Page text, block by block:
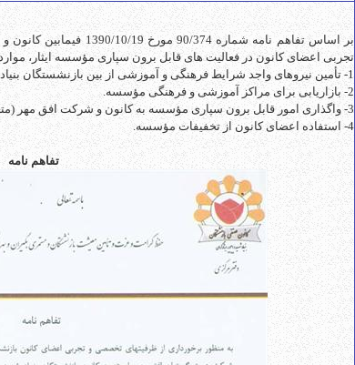
بر اساس تفاهم نامه
تجربی اعضای کانون در فعالیت های قابل برون سپاری مؤسسه ایثار،
1- تأمین نیروهای واجد شرایط فرهنگی و آموزشی از بین بازنشستگان بنیاد برای اجرای برنامه های مؤسسه.
2- بازاریابی برای مراکز آموزشی و فرهنگی مؤسسه.
3- واگذاری امور قابل برون سپاری مؤسسه به کانون و شرکت افق مهر (متعلق به کانون).
4- استفاده اعضای کانون از تخفیفات مؤسسه.
تفاهم نامه